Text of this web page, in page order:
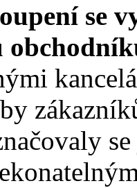
se